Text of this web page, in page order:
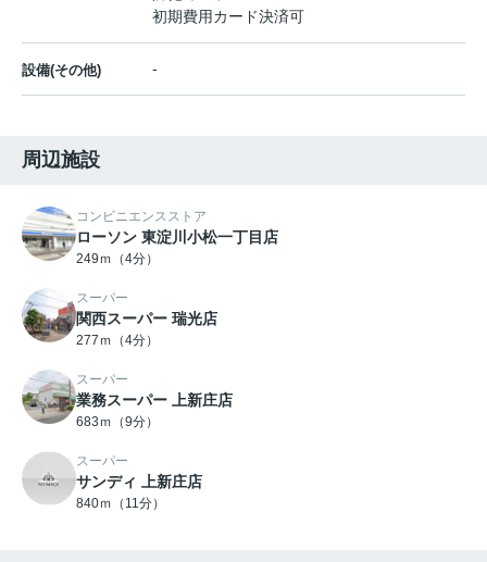
初期費用カード決済可
設備(その他) -
周辺施設
コンビニエンスストア
ローソン 東淀川小松一丁目店
249ｍ（4分）
スーパー
関西スーパー 瑞光店
277ｍ（4分）
スーパー
業務スーパー 上新庄店
683ｍ（9分）
スーパー
サンディ 上新庄店
840ｍ（11分）